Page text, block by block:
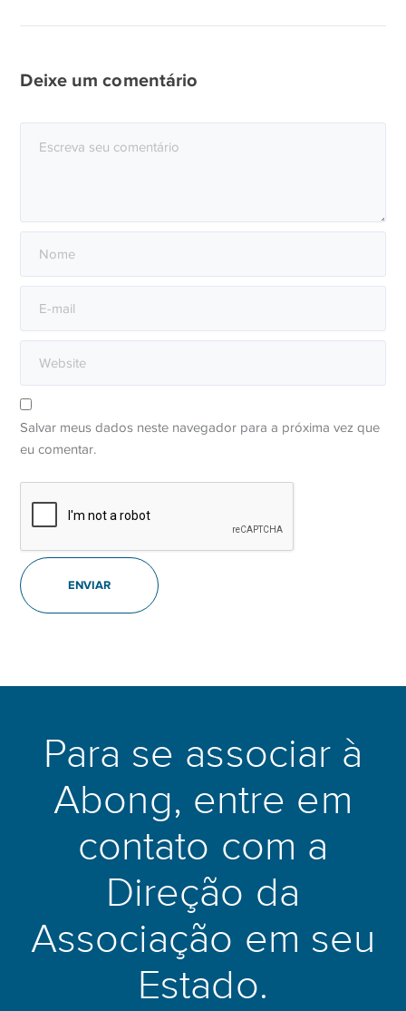
Deixe um comentário
Salvar meus dados neste navegador para a próxima vez que
eu comentar.
Para se associar à
Abong, entre em
contato com a
Direção da
Associação em seu
Estado.